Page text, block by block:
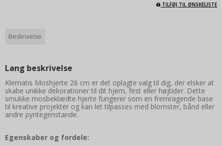
TILFØJ TIL ØNSKELISTE
Beskrivelse
Lang beskrivelse
Klematis Moshjerte 26 cm er det oplagte valg til dig, der elsker at
skabe unikke dekorationer til dit hjem, fest eller højtider. Dette
smukke mosbeklædte hjerte fungerer som en fremragende base
til kreative projekter og kan let tilpasses med blomster, bånd eller
andre pyntegenstande.
Egenskaber og fordele: